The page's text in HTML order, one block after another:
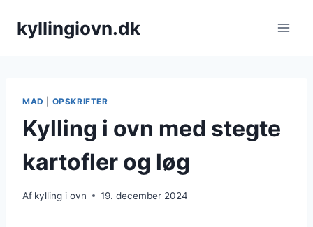
kyllingiovn.dk
MAD OPSKRIFTER
Kylling i ovn med stegte
kartofler og løg
Af kylling i ovn 19. december 2024